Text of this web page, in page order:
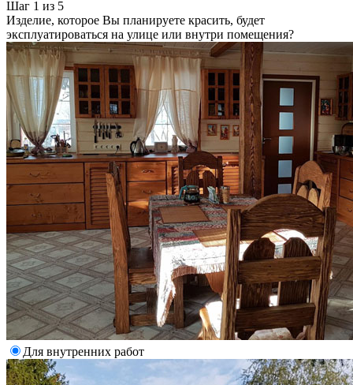
Шаг 1 из 5
Изделие, которое Вы планируете красить, будет
эксплуатироваться на улице или внутри помещения?
Для внутренних работ